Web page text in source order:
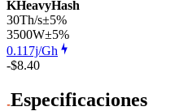
KHeavyHash
30Th/s±5%
3500W±5%
0.117j/Gh
-$8.40
Especificaciones